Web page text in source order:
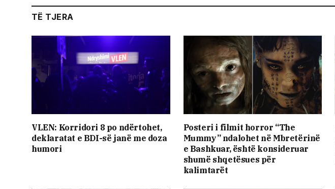
TË TJERA
VLEN: Korridori 8 po ndërtohet,
deklaratat e BDI-së janë me doza ​
humori
Posteri i filmit horror “The
Mummy” ndalohet në Mbretërinë
e Bashkuar, është konsideruar
shumë shqetësues për
kalimtarët